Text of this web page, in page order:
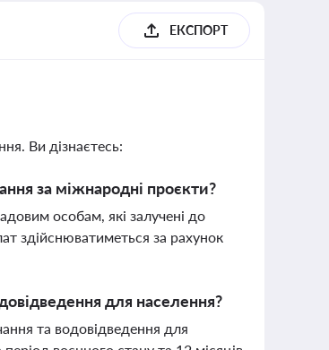
ЕКСПОРТ
Ви дізнаєтесь:
за міжнародні проєкти?
особам, які залучені до
здійснюватиметься за рахунок
для населення?
та водовідведення для